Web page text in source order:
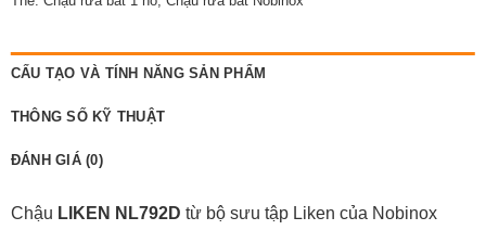
CẤU TẠO VÀ TÍNH NĂNG SẢN PHẨM
THÔNG SỐ KỸ THUẬT
ĐÁNH GIÁ (0)
Chậu LIKEN NL792D từ bộ sưu tập Liken của Nobinox